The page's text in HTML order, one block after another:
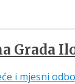
Grada
i mjesni